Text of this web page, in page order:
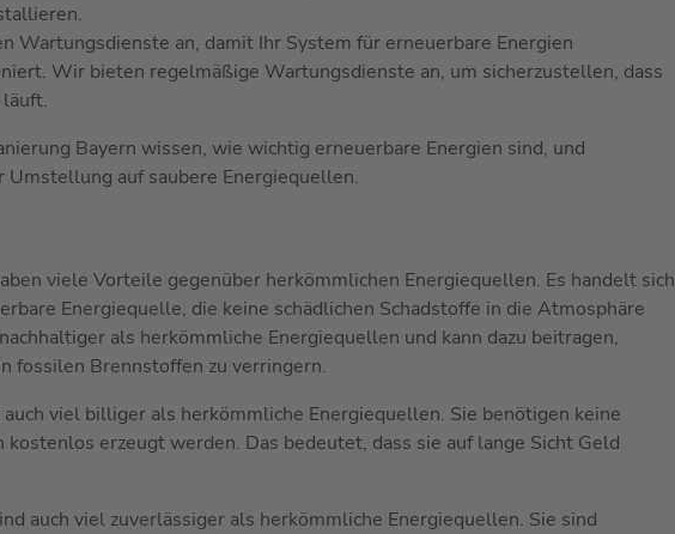
Wartungsdienste an, damit Ihr System für erneuerbare Energien
Wir bieten regelmäßige Wartungsdienste an, um sicherzustellen, dass
Bayern wissen, wie wichtig erneuerbare Energien sind, und
Umstellung auf saubere Energiequellen.
viele Vorteile gegenüber herkömmlichen Energiequellen. Es handelt sich
Energiequelle, die keine schädlichen Schadstoffe in die Atmosphäre
als herkömmliche Energiequellen und kann dazu beitragen,
fossilen Brennstoffen zu verringern.
viel billiger als herkömmliche Energiequellen. Sie benötigen keine
erzeugt werden. Das bedeutet, dass sie auf lange Sicht Geld
auch viel zuverlässiger als herkömmliche Energiequellen. Sie sind